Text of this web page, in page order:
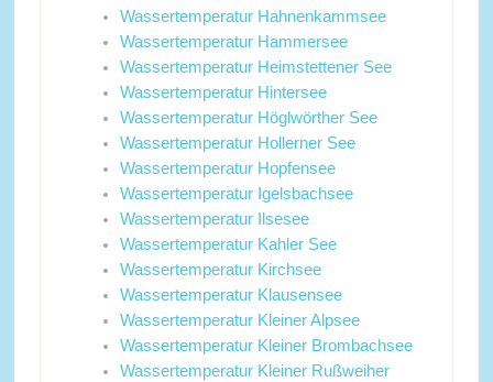
Wassertemperatur Hahnenkammsee
Wassertemperatur Hammersee
Wassertemperatur Heimstettener See
Wassertemperatur Hintersee
Wassertemperatur Höglwörther See
Wassertemperatur Hollerner See
Wassertemperatur Hopfensee
Wassertemperatur Igelsbachsee
Wassertemperatur Ilsesee
Wassertemperatur Kahler See
Wassertemperatur Kirchsee
Wassertemperatur Klausensee
Wassertemperatur Kleiner Alpsee
Wassertemperatur Kleiner Brombachsee
Wassertemperatur Kleiner Rußweiher